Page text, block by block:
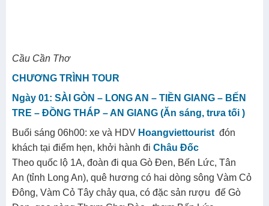
Cầu Cần Thơ
CHƯƠNG TRÌNH TOUR
Ngày 01: SÀI GÒN – LONG AN – TIỀN GIANG – BẾN
TRE – ĐỒNG THÁP – AN GIANG (Ăn sáng, trưa tối )